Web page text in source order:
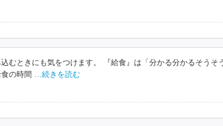
むときにも気をつけます。 『給食』は「分かる分かるそうそ
の時間 …続きを読む